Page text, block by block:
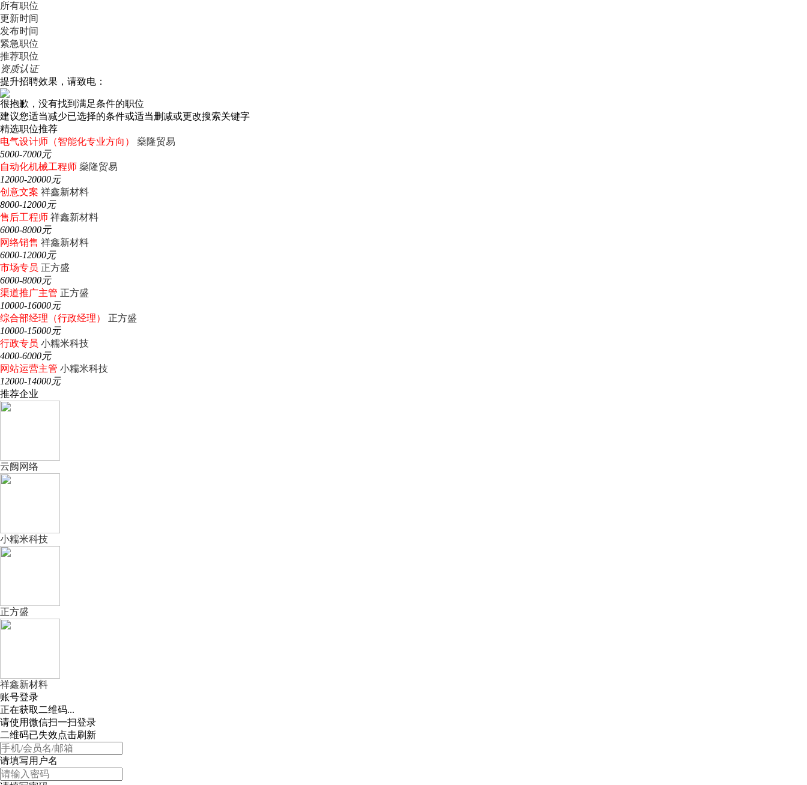
所有职位
更新时间
发布时间
紧急职位
推荐职位
资质认证
提升招聘效果，请致电：
很抱歉，没有找到满足条件的职位
建议您适当减少已选择的条件或适当删减或更改搜索关键字
精选职位推荐
电气设计师（智能化专业方向）
燊隆贸易
5000-7000元
自动化机械工程师 燊隆贸易
12000-20000元
创意文案 祥鑫新材料
8000-12000元
售后工程师 祥鑫新材料
6000-8000元
网络销售 祥鑫新材料
6000-12000元
市场专员 正方盛
6000-8000元
渠道推广主管 正方盛
10000-16000元
综合部经理（行政经理）
正方盛
10000-15000元
行政专员 小糯米科技
4000-6000元
网站运营主管 小糯米科技
12000-14000元
推荐企业
云阙网络
小糯米科技
正方盛
祥鑫新材料
账号登录
正在获取二维码...
请使用微信扫一扫登录
二维码已失效点击刷新
请填写用户名